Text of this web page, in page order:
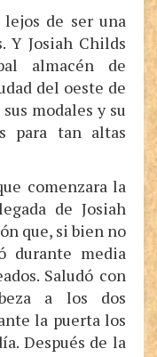
de ser una
Y Josiah Childs
almacén de
del oeste de
modales y su
para tan altas
comenzara la
de Josiah
que, si bien no
durante media
Saludó con
a los dos
la puerta los
Después de la